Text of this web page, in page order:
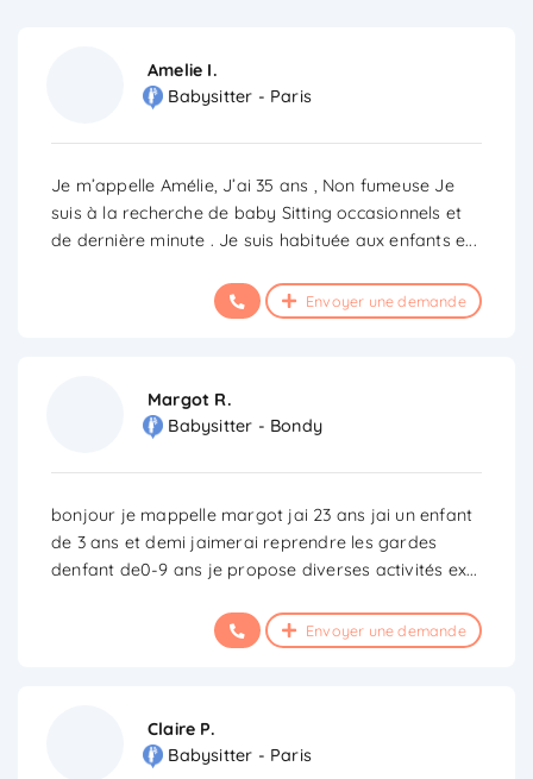
Amelie I.
Babysitter - Paris
Je m’appelle Amélie, J’ai 35 ans , Non fumeuse Je
suis à la recherche de baby Sitting occasionnels et
de dernière minute . Je suis habituée aux enfants e...
Envoyer une demande
Margot R.
Babysitter - Bondy
bonjour je mappelle margot jai 23 ans jai un enfant
de 3 ans et demi jaimerai reprendre les gardes
denfant de0-9 ans je propose diverses activités ex...
Envoyer une demande
Claire P.
Babysitter - Paris